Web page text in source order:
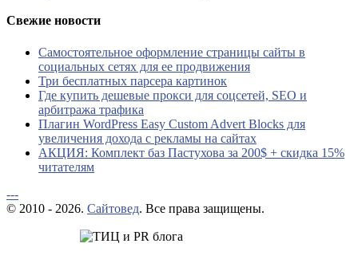
Свежие новости
Самостоятельное оформление страницы сайты в
социальных сетях для ее продвижения
Три бесплатных парсера картинок
Где купить дешевые прокси для соцсетей, SEO и
арбитража трафика
Плагин WordPress Easy Custom Advert Blocks для
увеличения дохода с рекламы на сайтах
АКЦИЯ: Комплект баз Пастухова за 200$ + скидка 15%
читателям
---
© 2010 - 2026. Сайтовед. Все права защищены.